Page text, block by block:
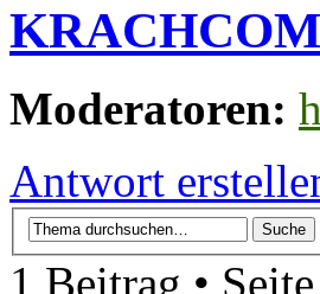
Moderatoren:
Antwort
1 Beitrag • Seite